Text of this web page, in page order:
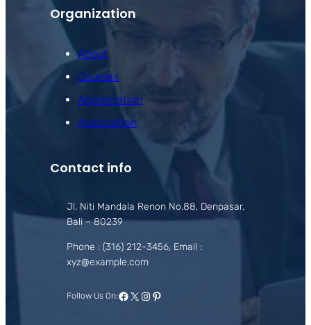
Organization
About
Courses
Appreciation
Association
Contact info
Jl. Niti Mandala Renon No.88, Denpasar,
Bali – 80239
Phone : (316) 212-3456, Email :
xyz@example.com
Follow Us On:Facebook
X Instagram
Pinterest